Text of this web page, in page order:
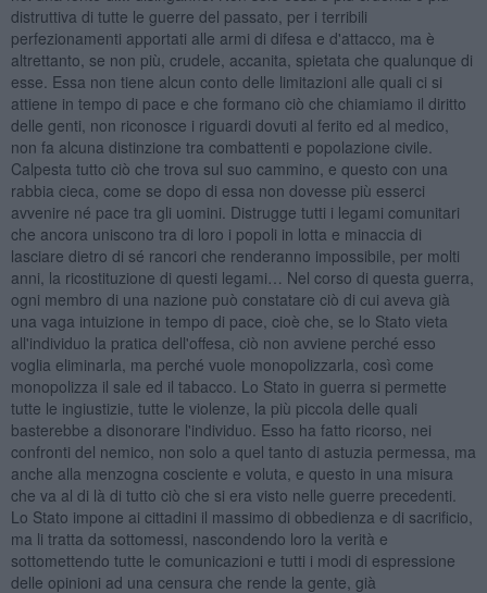
distruttiva di tutte le guerre del passato, per i terribili
perfezionamenti apportati alle armi di difesa e d'attacco, ma è
altrettanto, se non più, crudele, accanita, spietata che qualunque di
esse. Essa non tiene alcun conto delle limitazioni alle quali ci si
attiene in tempo di pace e che formano ciò che chiamiamo il diritto
delle genti, non riconosce i riguardi dovuti al ferito ed al medico,
non fa alcuna distinzione tra combattenti e popolazione civile.
Calpesta tutto ciò che trova sul suo cammino, e questo con una
rabbia cieca, come se dopo di essa non dovesse più esserci
avvenire né pace tra gli uomini. Distrugge tutti i legami comunitari
che ancora uniscono tra di loro i popoli in lotta e minaccia di
lasciare dietro di sé rancori che renderanno impossibile, per molti
anni, la ricostituzione di questi legami… Nel corso di questa guerra,
ogni membro di una nazione può constatare ciò di cui aveva già
una vaga intuizione in tempo di pace, cioè che, se lo Stato vieta
all'individuo la pratica dell'offesa, ciò non avviene perché esso
voglia eliminarla, ma perché vuole monopolizzarla, così come
monopolizza il sale ed il tabacco. Lo Stato in guerra si permette
tutte le ingiustizie, tutte le violenze, la più piccola delle quali
basterebbe a disonorare l'individuo. Esso ha fatto ricorso, nei
confronti del nemico, non solo a quel tanto di astuzia permessa, ma
anche alla menzogna cosciente e voluta, e questo in una misura
che va al di là di tutto ciò che si era visto nelle guerre precedenti.
Lo Stato impone ai cittadini il massimo di obbedienza e di sacrificio,
ma li tratta da sottomessi, nascondendo loro la verità e
sottomettendo tutte le comunicazioni e tutti i modi di espressione
delle opinioni ad una censura che rende la gente, già